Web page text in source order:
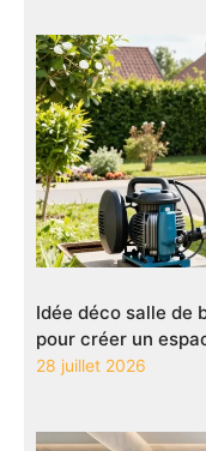
Idée déco salle de
pour créer un
28 juillet 2026